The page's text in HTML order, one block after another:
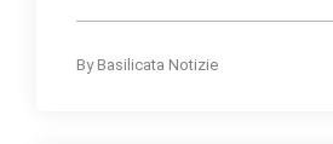
By Basilicata Notizie